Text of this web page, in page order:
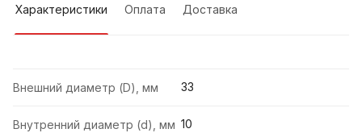
Характеристики Оплата Доставка
Внешний диаметр (D), мм 33
Внутренний диаметр (d), мм 10